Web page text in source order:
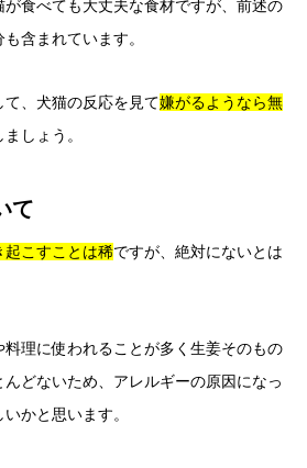
食べても大丈夫な食材ですが、前述の
含まれています。
、犬猫の反応を見て嫌がるようなら無
しょう。
て
起こすことは稀ですが、絶対にないとは
料理に使われることが多く生姜そのもの
どないため、アレルギーの原因になっ
かと思います。